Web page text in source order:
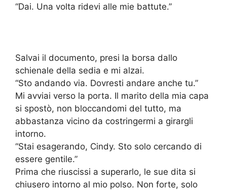
“Dai. Una volta ridevi alle mie battute.”
Salvai il documento, presi la borsa dallo
schienale della sedia e mi alzai.
“Sto andando via. Dovresti andare anche tu.”
Mi avviai verso la porta. Il marito della mia capa
si spostò, non bloccandomi del tutto, ma
abbastanza vicino da costringermi a girargli
intorno.
“Stai esagerando, Cindy. Sto solo cercando di
essere gentile.”
Prima che riuscissi a superarlo, le sue dita si
chiusero intorno al mio polso. Non forte, solo